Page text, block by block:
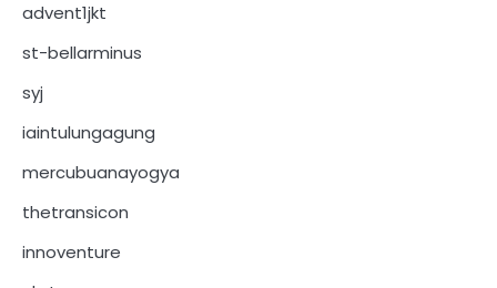
advent1jkt
st-bellarminus
syj
iaintulungagung
mercubuanayogya
thetransicon
innoventure